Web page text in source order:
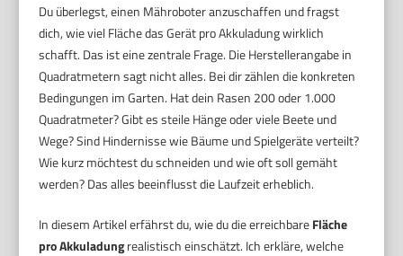
Du überlegst, einen Mähroboter anzuschaffen und fragst
dich, wie viel Fläche das Gerät pro Akkuladung wirklich
schafft. Das ist eine zentrale Frage. Die Herstellerangabe in
Quadratmetern sagt nicht alles. Bei dir zählen die konkreten
Bedingungen im Garten. Hat dein Rasen 200 oder 1.000
Quadratmeter? Gibt es steile Hänge oder viele Beete und
Wege? Sind Hindernisse wie Bäume und Spielgeräte verteilt?
Wie kurz möchtest du schneiden und wie oft soll gemäht
werden? Das alles beeinflusst die Laufzeit erheblich.
In diesem Artikel erfährst du, wie du die erreichbareFläche
pro Akkuladungrealistisch einschätzt. Ich erkläre, welche